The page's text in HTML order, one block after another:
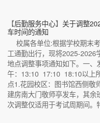
【后勤服务中心】 关于调整
车时间的通知
校属各单位:根据学校期末
工通勤出行，现将2025-2026
地点调整事项通知如下。一
午：13:10 17:10 18:10以上
点1.花园校区：图书馆西侧敬
建房南大门敬师亭发车，其
次调整仅适用于考试周期间。